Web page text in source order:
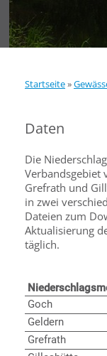
Startseite»
Daten
Die
Verbandsgebiet
Grefrath und
in zwei
Dateien zum
Aktualisierung
täglich.
Goch
Geldern
Grefrath